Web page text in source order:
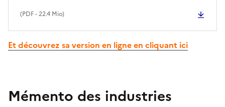
(PDF- 22.4 Mio)
Et découvrez sa version en ligne en cliquant ici
Mémento des industries